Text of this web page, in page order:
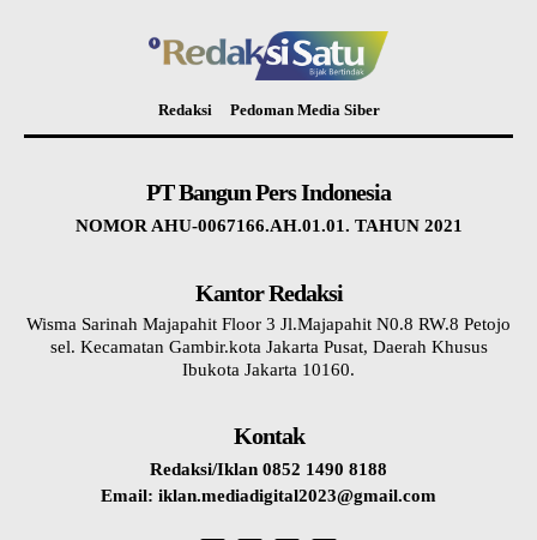
Redaksi Pedoman Media Siber
PT Bangun Pers Indonesia
NOMOR AHU-0067166.AH.01.01. TAHUN 2021
Kantor Redaksi
Wisma Sarinah Majapahit Floor 3 Jl.Majapahit N0.8 RW.8 Petojo
sel. Kecamatan Gambir.kota Jakarta Pusat, Daerah Khusus
Ibukota Jakarta 10160.
Kontak
Redaksi/Iklan 0852 1490 8188
Email: iklan.mediadigital2023@gmail.com